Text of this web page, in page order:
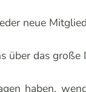
neue
über das große
haben,